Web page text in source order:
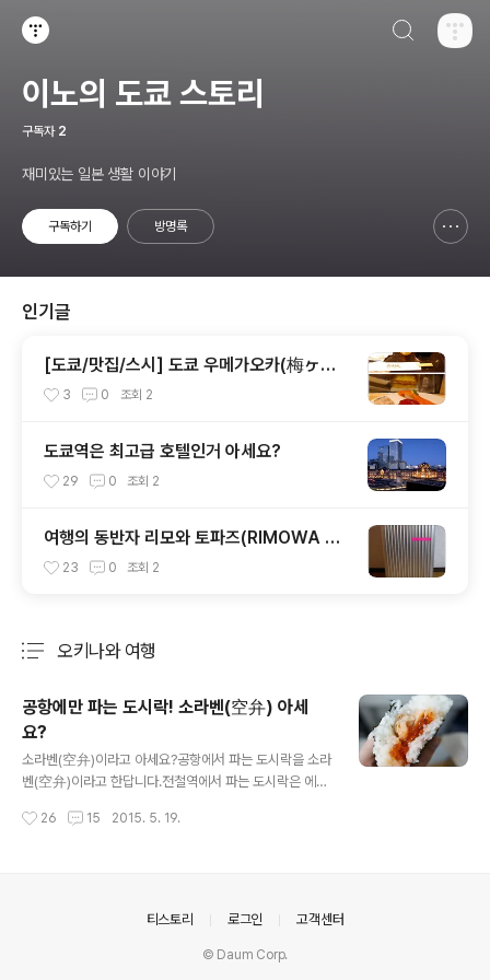
이노의 도쿄 스토리
구독자 2
재미있는 일본 생활 이야기
구독하기 방명록
인기글
[도쿄/맛집/스시] 도쿄 우메가오카(梅ヶ丘)
에 있는 "미도리스시/미도리즈시(美登利寿
3 0 조회 2
도쿄역은 최고급 호텔인거 아세요?
29 0 조회 2
여행의 동반자 리모와 토파즈(RIMOWA TO
PAS) 여행가방
23 0 조회 2
오키나와 여행
공항에만 파는 도시락! 소라벤(空弁) 아세
요?
소라벤(空弁)이라고 아세요?공항에서 파는 도시락을 소라
벤(空弁)이라고 한답니다.전철역에서 파는 도시락은 에끼
자 합니다. 이곳은 도쿄 하네다공항입니다.오키나와의 이
시가키섬까지 비행시간은 약 3시간입니다.도쿄에서 서울
기내식이 안나온답니다.그래서 비행기에 탑승하기전에 도
26 15 2015. 5. 19.
티스토리 로그인 고객센터
© Daum Corp.